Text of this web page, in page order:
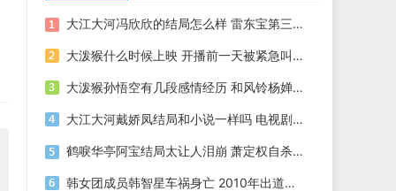
大江大河冯欣欣的结局怎么样 雷东宝第三任妻子也难逃离婚命运
大泼猴什么时候上映 开播前一天被紧急叫停具体时间未知
大泼猴孙悟空有几段感情经历 和风铃杨婵两段感情都没结果
大江大河戴娇凤结局和小说一样吗 电视剧结局比小说惨多了
鹤唳华亭阿宝结局太让人泪崩 萧定权自杀阿宝生下儿子也殉情
韩女团成员韩智星车祸身亡 2010年出道最近都活跃在电视剧电影和话剧等领域